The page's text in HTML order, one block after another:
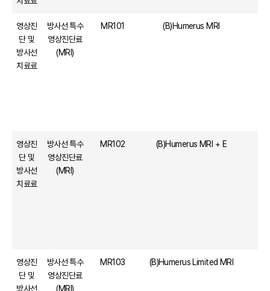
영상진
단 및
방사선
치료료
방사선 특수
영상진단료
(MRI)
MR101 (B)Humerus MRI
영상진
단 및
방사선
치료료
방사선 특수
영상진단료
(MRI)
MR102 (B)Humerus MRI + E
영상진
단 및
방사선
방사선 특수
영상진단료
(MRI)
MR103 (B)Humerus Limited MRI